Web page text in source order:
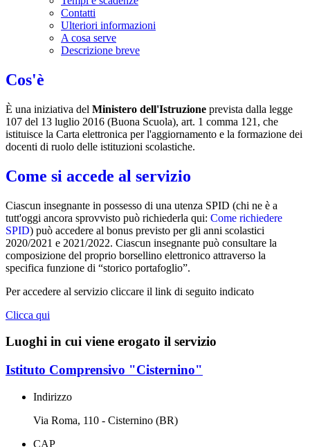
Contatti
Ulteriori informazioni
A cosa serve
Descrizione breve
Cos'è
È una iniziativa del Ministero dell'Istruzione prevista dalla legge
107 del 13 luglio 2016 (Buona Scuola), art. 1 comma 121, che
istituisce la Carta elettronica per l'aggiornamento e la formazione dei
docenti di ruolo delle istituzioni scolastiche.
Come si accede al servizio
Ciascun insegnante in possesso di una utenza SPID (chi ne è a
tutt'oggi ancora sprovvisto può richiederla qui: Come richiedere
SPID) può accedere al bonus previsto per gli anni scolastici
2020/2021 e 2021/2022. Ciascun insegnante può consultare la
composizione del proprio borsellino elettronico attraverso la
specifica funzione di “storico portafoglio”.
Per accedere al servizio cliccare il link di seguito indicato
Clicca qui
Luoghi in cui viene erogato il servizio
Istituto Comprensivo "Cisternino"
Indirizzo
Via Roma, 110 - Cisternino (BR)
CAP